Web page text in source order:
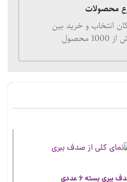
محصولات
انتخاب و خرید بین
محصول
ببری بسته 6 عددی